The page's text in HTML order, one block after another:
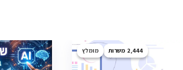
2,444 מומלץ